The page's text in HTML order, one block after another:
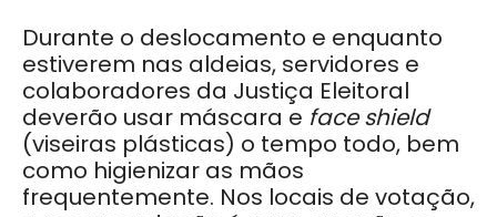
Durante o deslocamento e enquanto
estiverem nas aldeias, servidores e
colaboradores da Justiça Eleitoral
deverão usar máscara e face shield
(viseiras plásticas) o tempo todo, bem
como higienizar as mãos
frequentemente. Nos locais de votação,